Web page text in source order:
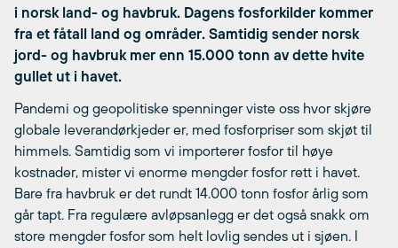
i norsk land- og havbruk. Dagens fosforkilder kommer
fra et fåtall land og områder. Samtidig sender norsk
jord- og havbruk mer enn 15.000 tonn av dette hvite
gullet ut i havet.
Pandemi og geopolitiske spenninger viste oss hvor skjøre
globale leverandørkjeder er, med fosforpriser som skjøt til
himmels. Samtidig som vi importerer fosfor til høye
kostnader, mister vi enorme mengder fosfor rett i havet.
Bare fra havbruk er det rundt 14.000 tonn fosfor årlig som
går tapt. Fra regulære avløpsanlegg er det også snakk om
store mengder fosfor som helt lovlig sendes ut i sjøen. I